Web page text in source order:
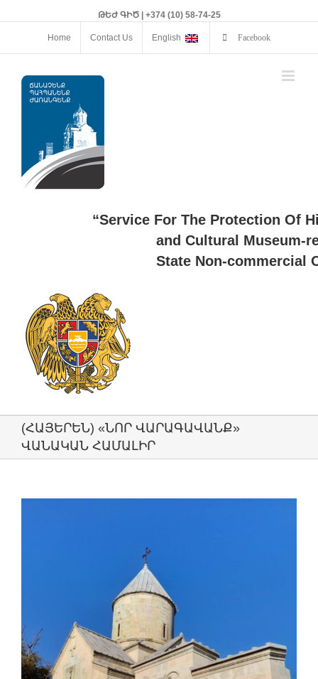
ԹԵԺ ԳԻԾ | +374 (10) 58-74-25
Home Contact Us English Facebook
“Service For The Protection Of
and Cultural Museum-
State Non-commercial
(ՀԱՅԵՐԵՆ) «ՆՈՐ ՎԱՐԱԳԱՎԱՆՔ»
ՎԱՆԱԿԱՆ ՀԱՄԱԼԻՐ